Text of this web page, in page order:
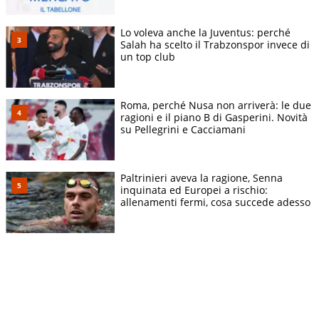
Lo voleva anche la Juventus: perché
Salah ha scelto il Trabzonspor invece di
un top club
Roma, perché Nusa non arriverà: le due
ragioni e il piano B di Gasperini. Novità
su Pellegrini e Cacciamani
Paltrinieri aveva la ragione, Senna
inquinata ed Europei a rischio:
allenamenti fermi, cosa succede adesso